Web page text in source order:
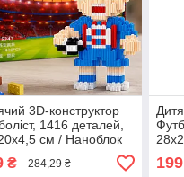
3D-конструктор
1416 деталей,
см / Наноблок
/
для дітей
₴ 284,29 ₴
/199